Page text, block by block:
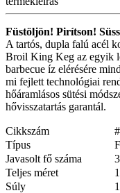
Füstöljön! Pirítson!
A tartós, dupla falú acél
Broil King Keg az egyik
barbecue íz elérésére
mi fejlett technológiai
hőáramlásos sütési
hővisszatartás garantál.
Cikkszám
Típus
Javasolt fő száma
Teljes méret
Súly